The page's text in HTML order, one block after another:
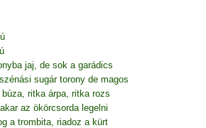
jaj, de sok a garádics
sugár torony de magos
búza, ritka árpa, ritka rozs
az ökörcsorda legelni
a trombita, riadoz a kürt